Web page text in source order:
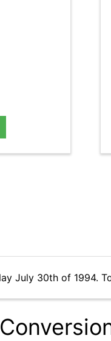
July 30th of 1994.